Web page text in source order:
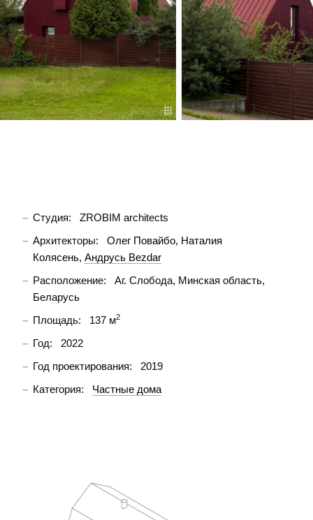
Студия:
ZROBIM architects
Архитекторы:
Олег Повайбо Наталия
Колясень Андрусь Bezdar
Расположение:
Аг. Слобода, Минская область,
Беларусь
Площадь:
137 м2
Год:
2022
Год проектирования:
2019
Категория:
Частные дома